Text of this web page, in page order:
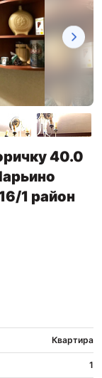
40.0
1 район
Квартира
1